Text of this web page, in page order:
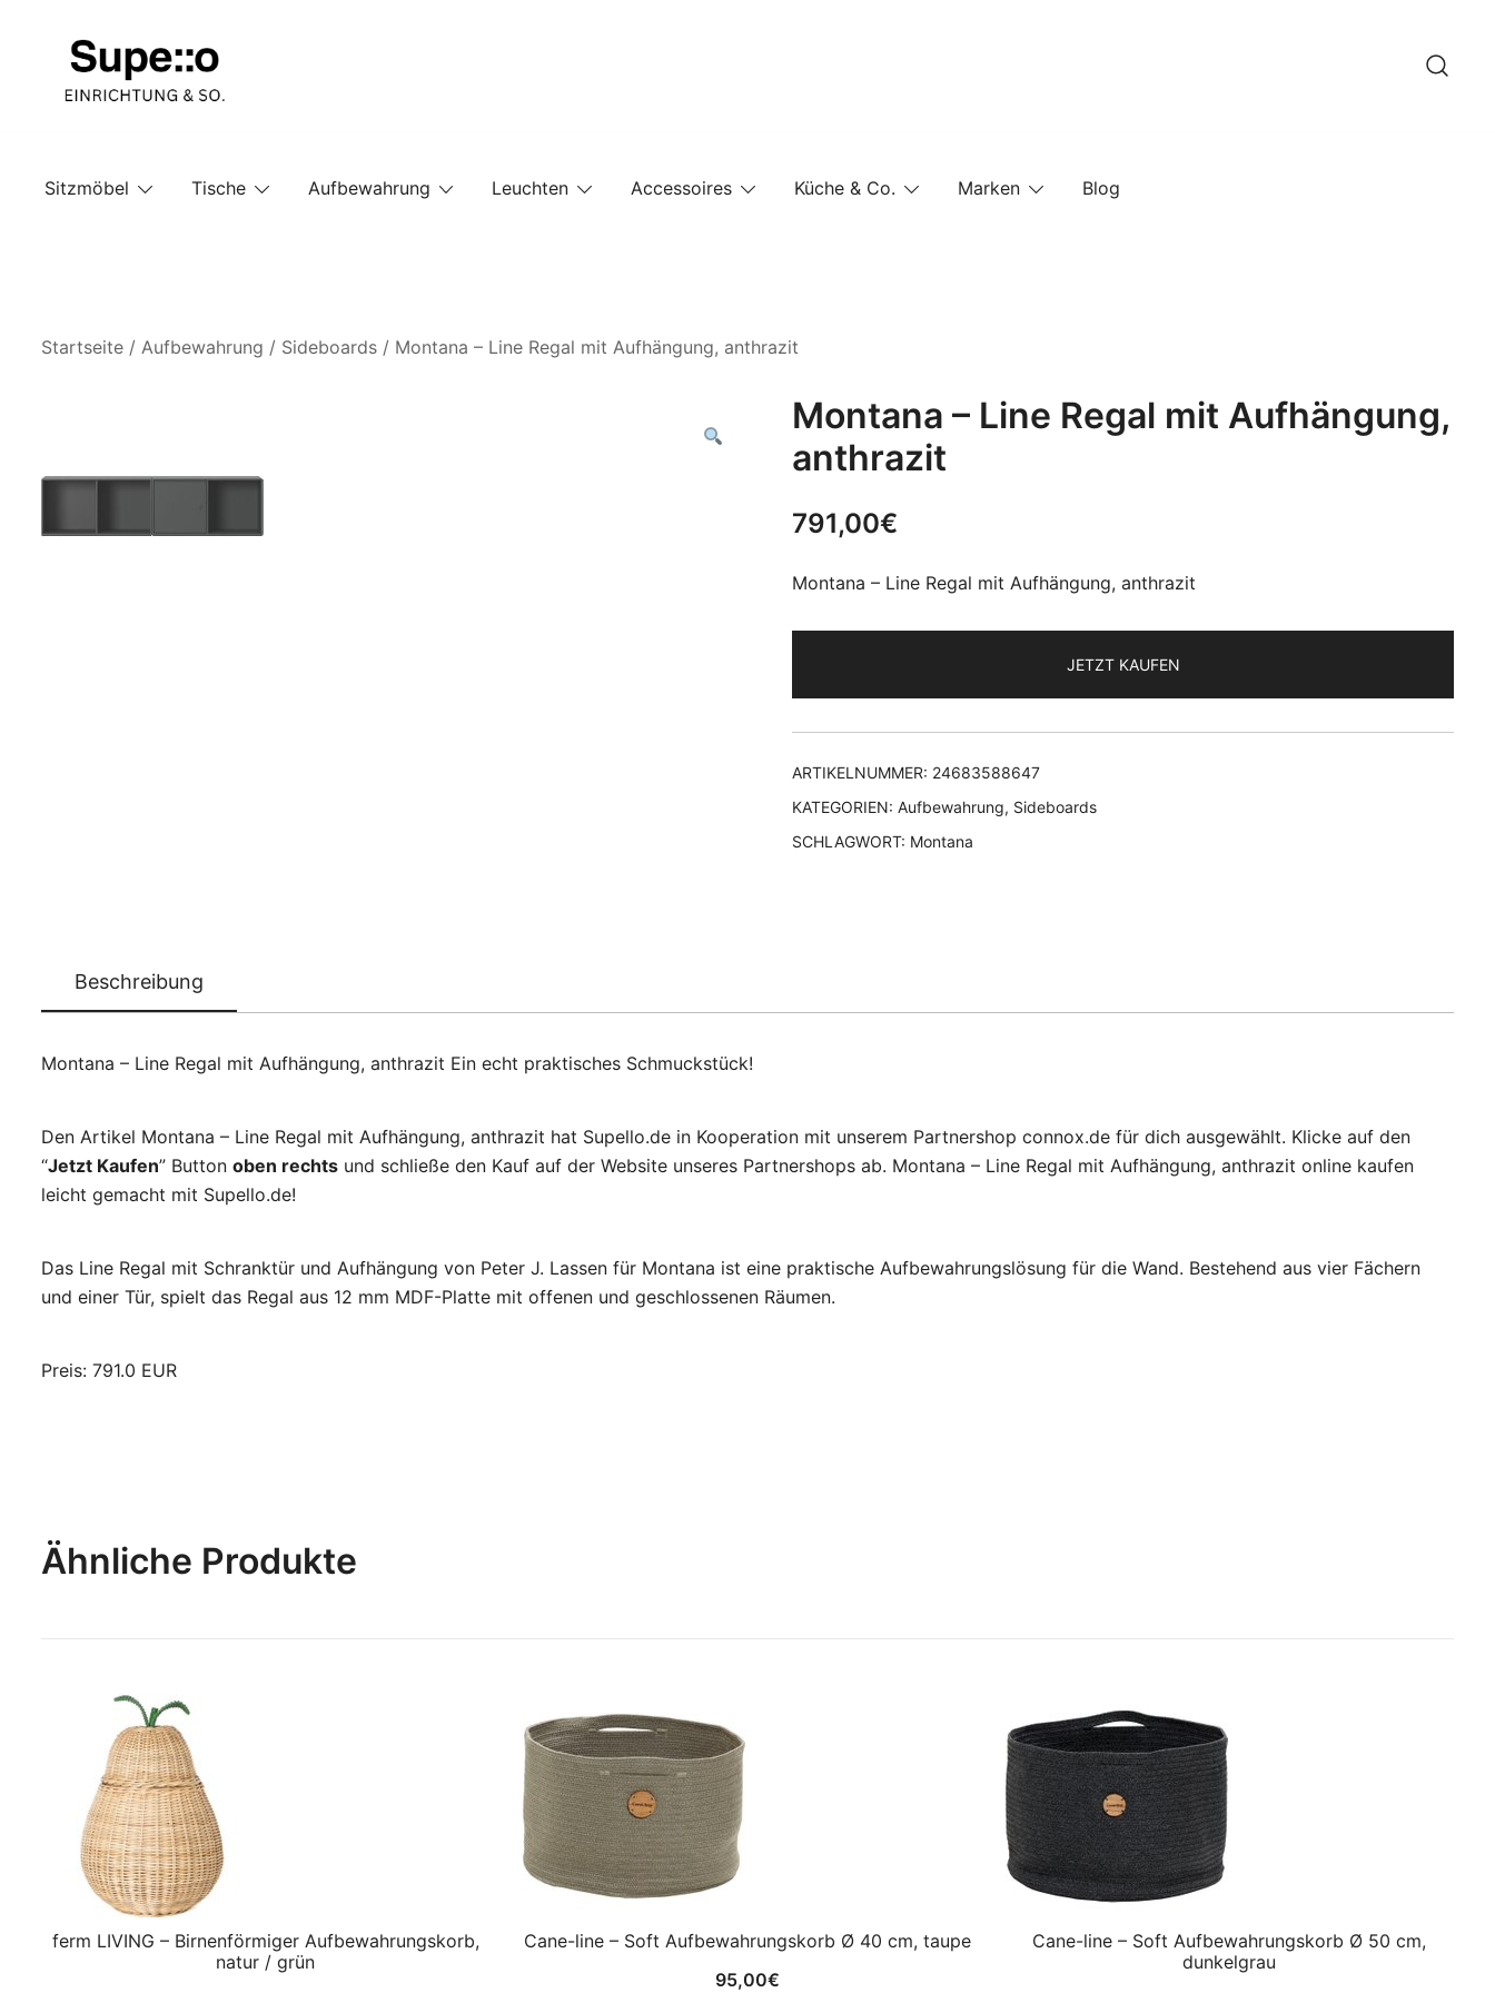
Sitzmöbel
Tische Aufbewahrung Leuchten Accessoires Küche & Co. Marken Blog
Startseite / Aufbewahrung / Sideboards / Montana – Line Regal mit Aufhängung, anthrazit
Montana – Line Regal mit Aufhängung,
anthrazit
791,00€
Montana – Line Regal mit Aufhängung, anthrazit
JETZT KAUFEN
ARTIKELNUMMER: 24683588647
KATEGORIEN: Aufbewahrung, Sideboards
SCHLAGWORT: Montana
Beschreibung
Montana – Line Regal mit Aufhängung, anthrazit Ein echt praktisches Schmuckstück!
Den Artikel Montana – Line Regal mit Aufhängung, anthrazit hat Supello.de in Kooperation mit unserem Partnershop connox.de für dich ausgewählt. Klicke auf den
“Jetzt Kaufen” Button oben rechts und schließe den Kauf auf der Website unseres Partnershops ab. Montana – Line Regal mit Aufhängung, anthrazit online kaufen
leicht gemacht mit Supello.de!
Das Line Regal mit Schranktür und Aufhängung von Peter J. Lassen für Montana ist eine praktische Aufbewahrungslösung für die Wand. Bestehend aus vier Fächern
und einer Tür, spielt das Regal aus 12 mm MDF-Platte mit offenen und geschlossenen Räumen.
Preis: 791.0 EUR
Ähnliche Produkte
ferm LIVING – Birnenförmiger Aufbewahrungskorb,
natur / grün
Cane-line – Soft Aufbewahrungskorb Ø 40 cm, taupe
95,00€
Cane-line – Soft Aufbewahrungskorb Ø 50 cm,
dunkelgrau